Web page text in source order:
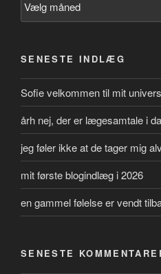
SENESTE INDLÆG
Sofie velkommen til mit
årh nej, der er lægesamtale i
jeg føler ikke at de tager mig
mit første blogindlæg i 2026
en gammel følelse er vendt
SENESTE